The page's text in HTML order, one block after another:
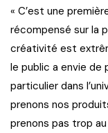
« C’est une
récompensé sur la
créativité est
le public a envie
particulier dans
prenons nos
prenons pas trop